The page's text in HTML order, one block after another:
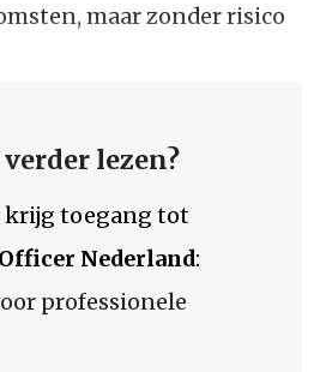
maar zonder risico
lezen?
krijg toegang tot
Nederland:
professionele